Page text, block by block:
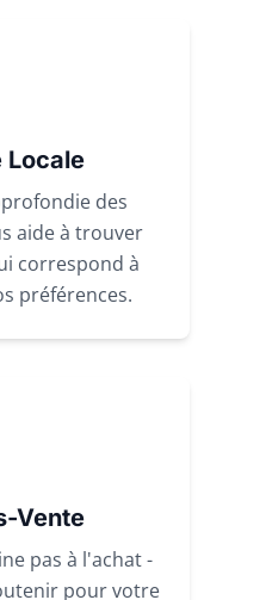
Locale
des
aide à trouver
correspond à
préférences.
Vente
pas à l'achat -
pour votre